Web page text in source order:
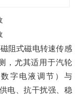
阻式磁电转速传感
，尤其适用于汽轮
字电液调节）与
电、抗干扰强、稳